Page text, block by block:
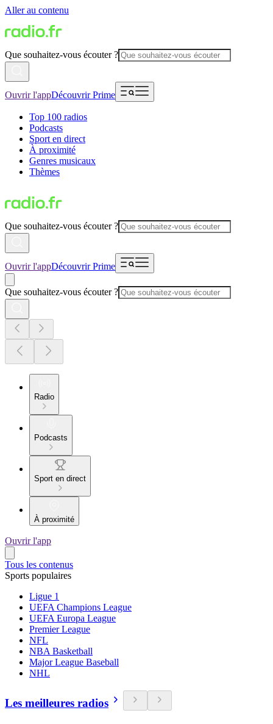
Aller au contenu
Que souhaitez-vous écouter ?
Ouvrir l'appDécouvrir Prime
Top 100 radios
Podcasts
Sport en direct
À proximité
Genres musicaux
Thèmes
Que souhaitez-vous écouter ?
Ouvrir l'appDécouvrir Prime
Que souhaitez-vous écouter ?
Radio
Podcasts
Sport en direct
À proximité
Ouvrir l'app
Tous les contenus
Sports populaires
Ligue 1
UEFA Champions League
UEFA Europa League
Premier League
NFL
NBA Basketball
Major League Baseball
NHL
Les meilleures radios